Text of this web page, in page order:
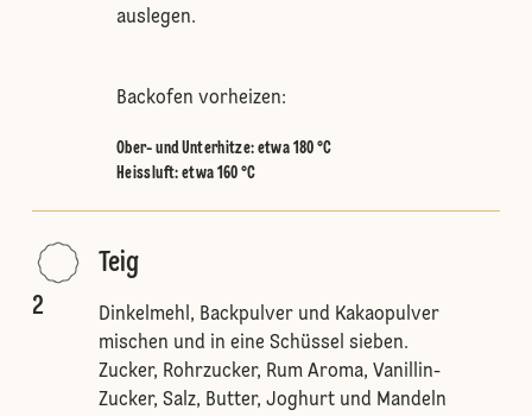
auslegen.
Backofen vorheizen:
Ober- und Unterhitze: etwa 180 °C
Heissluft: etwa 160 °C
2
Teig
Dinkelmehl, Backpulver und Kakaopulver
mischen und in eine Schüssel sieben.
Zucker, Rohrzucker, Rum Aroma, Vanillin-
Zucker, Salz, Butter, Joghurt und Mandeln